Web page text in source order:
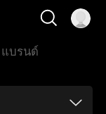
แบรนด์